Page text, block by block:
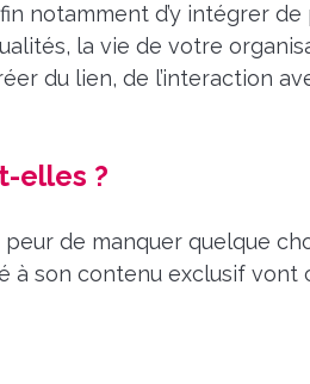
notamment d’y intégrer
la vie de votre
du lien, de l’interaction
elles ?
de manquer quelque
à son contenu exclusif vont